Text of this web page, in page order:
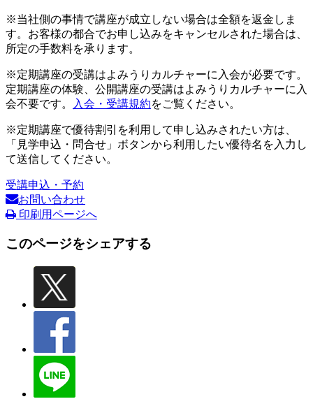
※当社側の事情で講座が成立しない場合は全額を返金しま
す。お客様の都合でお申し込みをキャンセルされた場合は、
所定の手数料を承ります。
※定期講座の受講はよみうりカルチャーに入会が必要です。
定期講座の体験、公開講座の受講はよみうりカルチャーに入
会不要です。
入会・受講規約をご覧ください。
※定期講座で優待割引を利用して申し込みされたい方は、
「見学申込・問合せ」ボタンから利用したい優待名を入力し
て送信してください。
受講申込・予約
お問い合わせ
印刷用ページへ
このページをシェアする